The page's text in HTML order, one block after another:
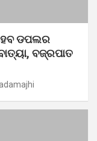
ଡପଲର
ବଜ୍ରପାତ